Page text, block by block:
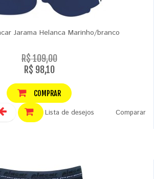
Jarama Helanca Marinho/branco
R$ 109,00
R$ 98,10
COMPRAR
Lista de desejos Comparar